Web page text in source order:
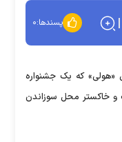
پسندها:۰
که یک جشنواره
و خاکستر محل سوزاندن